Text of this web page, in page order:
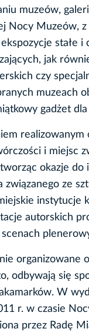
muzeów,
Nocy Muzeów,
stałe
jak
czy
muzeach
gadżet
realizowanym
i miejsc
okazje
związanego ze
instytucje
autorskich
organizowane
odbywają się
W
r. w czasie
przez Radę